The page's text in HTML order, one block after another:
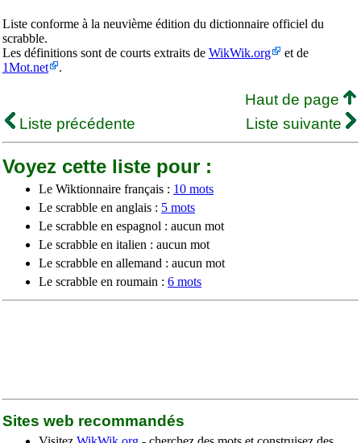
Liste conforme à la neuvième édition du dictionnaire officiel du
scrabble.
Les définitions sont de courts extraits de WikWik.org
et de
1Mot.net
.
Haut de page
Liste précédente
Liste suivante
Voyez cette liste pour :
Le Wiktionnaire français : 10 mots
Le scrabble en anglais : 5 mots
Le scrabble en espagnol : aucun mot
Le scrabble en italien : aucun mot
Le scrabble en allemand : aucun mot
Le scrabble en roumain : 6 mots
Sites web recommandés